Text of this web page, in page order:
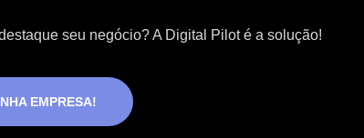
seu negócio? A Digital Pilot é a solução!
EMPRESA!